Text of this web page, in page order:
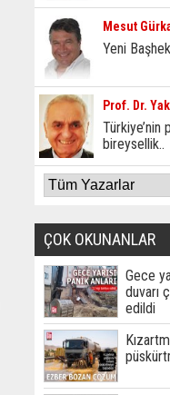
Mesut
Yeni
Prof. Dr.
bireysellik..
ÇOK OKUNANLAR
Gece
duvarı
edildi